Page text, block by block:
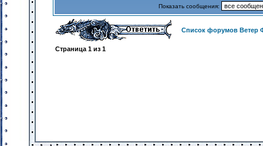
Показать сообщения:
Список форумов Ветер
Страница 1 из 1